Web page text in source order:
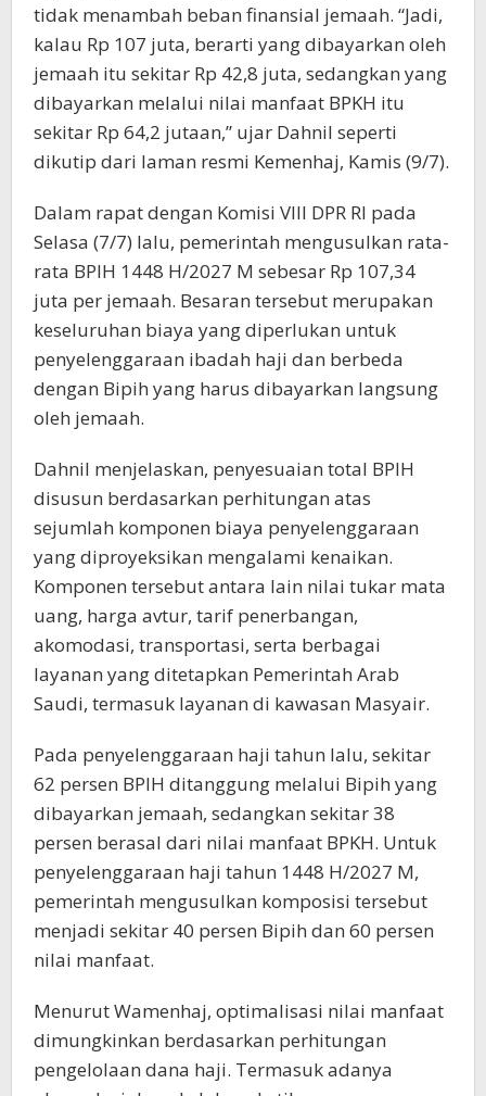
tidak menambah beban finansial jemaah. “Jadi,
kalau Rp 107 juta, berarti yang dibayarkan oleh
jemaah itu sekitar Rp 42,8 juta, sedangkan yang
dibayarkan melalui nilai manfaat BPKH itu
sekitar Rp 64,2 jutaan,” ujar Dahnil seperti
dikutip dari laman resmi Kemenhaj, Kamis (9/7).
Dalam rapat dengan Komisi VIII DPR RI pada
Selasa (7/7) lalu, pemerintah mengusulkan rata-
rata BPIH 1448 H/2027 M sebesar Rp 107,34
juta per jemaah. Besaran tersebut merupakan
keseluruhan biaya yang diperlukan untuk
penyelenggaraan ibadah haji dan berbeda
dengan Bipih yang harus dibayarkan langsung
oleh jemaah.
Dahnil menjelaskan, penyesuaian total BPIH
disusun berdasarkan perhitungan atas
sejumlah komponen biaya penyelenggaraan
yang diproyeksikan mengalami kenaikan.
Komponen tersebut antara lain nilai tukar mata
uang, harga avtur, tarif penerbangan,
akomodasi, transportasi, serta berbagai
layanan yang ditetapkan Pemerintah Arab
Saudi, termasuk layanan di kawasan Masyair.
Pada penyelenggaraan haji tahun lalu, sekitar
62 persen BPIH ditanggung melalui Bipih yang
dibayarkan jemaah, sedangkan sekitar 38
persen berasal dari nilai manfaat BPKH. Untuk
penyelenggaraan haji tahun 1448 H/2027 M,
pemerintah mengusulkan komposisi tersebut
menjadi sekitar 40 persen Bipih dan 60 persen
nilai manfaat.
Menurut Wamenhaj, optimalisasi nilai manfaat
dimungkinkan berdasarkan perhitungan
pengelolaan dana haji. Termasuk adanya